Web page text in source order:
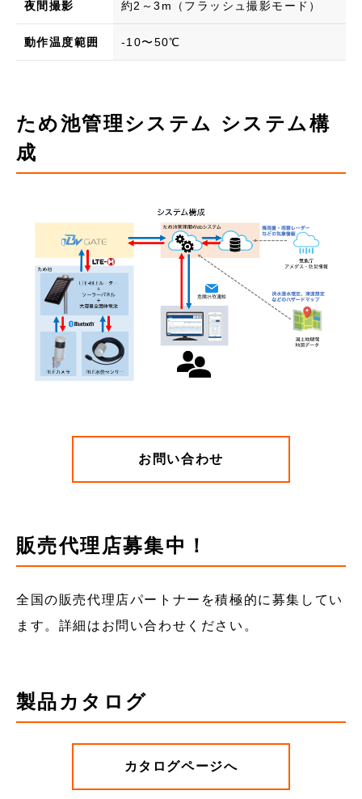
夜間撮影 約2～3m（フラッシュ撮影モード）
動作温度範囲 -10〜50℃
ため池管理システム システム構
成
お問い合わせ
販売代理店募集中！
全国の販売代理店パートナーを積極的に募集してい
ます。詳細はお問い合わせください。
製品カタログ
カタログページへ